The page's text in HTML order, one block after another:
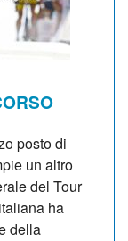
posto di
un altro
del Tour
ha
della